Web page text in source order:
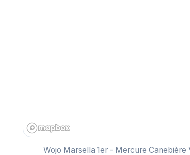
Wojo Marsella 1er - Mercure Canebière